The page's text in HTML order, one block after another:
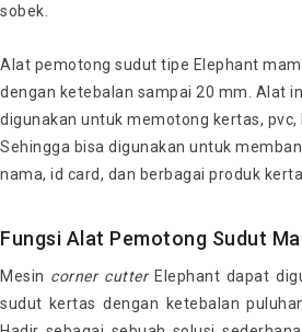
sobek.
Alat pemotong sudut tipe Elephant
dengan ketebalan sampai 20 mm. Alat
digunakan untuk memotong kertas, pvc,
Sehingga bisa digunakan untuk
nama, id card, dan berbagai produk
Fungsi Alat Pemotong Sudut
Mesin corner cutterElephant dapat
sudut kertas dengan ketebalan